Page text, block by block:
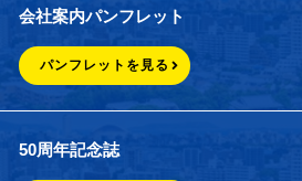
会社案内パンフレット
パンフレットを見る
50周年記念誌